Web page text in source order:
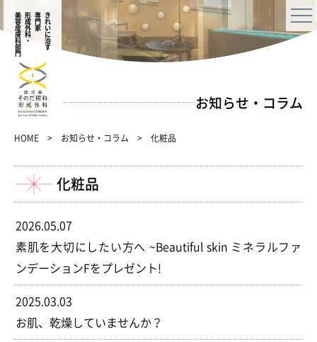
きれいに治す
専門家
形成外科・
美容皮膚科部門
お知らせ・コラム
HOME お知らせ・コラム 化粧品
化粧品
2026.05.07
素肌を大切にしたい方へ ~Beautiful skin ミネラルファ
ンデーションFをプレゼント!
2025.03.03
お肌、乾燥していませんか？